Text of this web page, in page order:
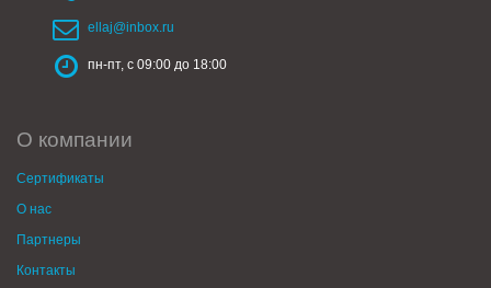
ellaj@inbox.ru
пн-пт, с 09:00 до 18:00
О компании
Сертификаты
О нас
Партнеры
Контакты